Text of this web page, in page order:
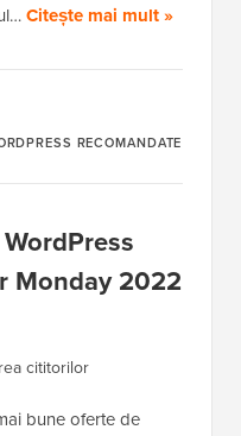
Citește mai mult »
RECOMANDATE
Monday 2022
cititorilor
bune oferte de